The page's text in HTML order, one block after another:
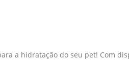
a hidratação do seu pet! Com